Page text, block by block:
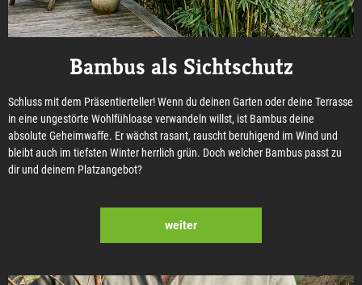
Bambus als Sichtschutz
Schluss mit dem Präsentierteller! Wenn du deinen Garten oder deine Terrasse
in eine ungestörte Wohlfühloase verwandeln willst, ist Bambus deine
absolute Geheimwaffe. Er wächst rasant, rauscht beruhigend im Wind und
bleibt auch im tiefsten Winter herrlich grün. Doch welcher Bambus passt zu
dir und deinem Platzangebot?
weiter